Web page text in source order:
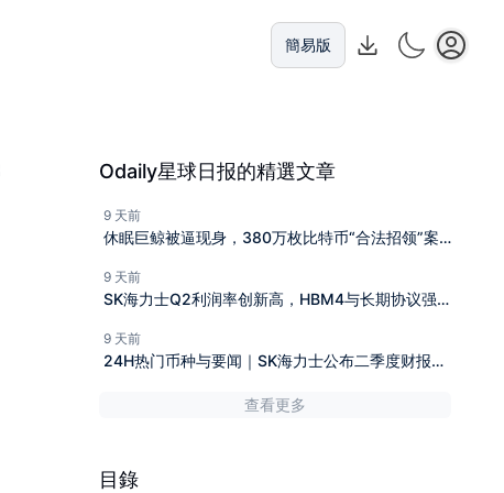
簡易版
Odaily星球日报的精選文章
9 天前
休眠巨鲸被逼现身，380万枚比特币“合法招领”案
9 天前
SK海力士Q2利润率创新高，HBM4与长期协议强
9 天前
24H热门币种与要闻｜SK海力士公布二季度财报；
查看更多
目錄